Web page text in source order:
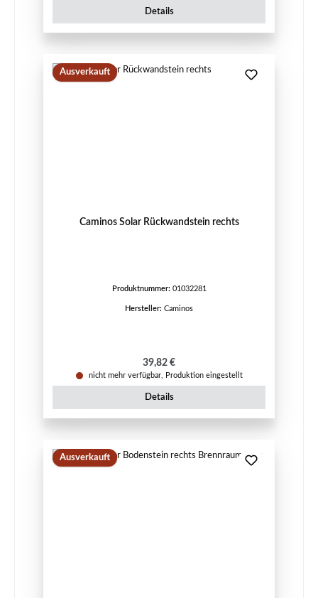
Details
Ausverkauft
Caminos Solar Rückwandstein rechts
Produktnummer: 01032281
Hersteller: Caminos
Regulärer Preis:
39,82 €
nicht mehr verfügbar, Produktion eingestellt
Details
Ausverkauft